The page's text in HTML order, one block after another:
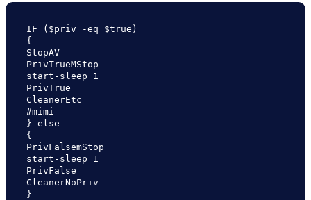
IF ($priv -eq $true)
{
StopAV
PrivTrueMStop
start-sleep 1
PrivTrue
CleanerEtc
#mimi
} else
{
PrivFalsemStop
start-sleep 1
PrivFalse
CleanerNoPriv
}